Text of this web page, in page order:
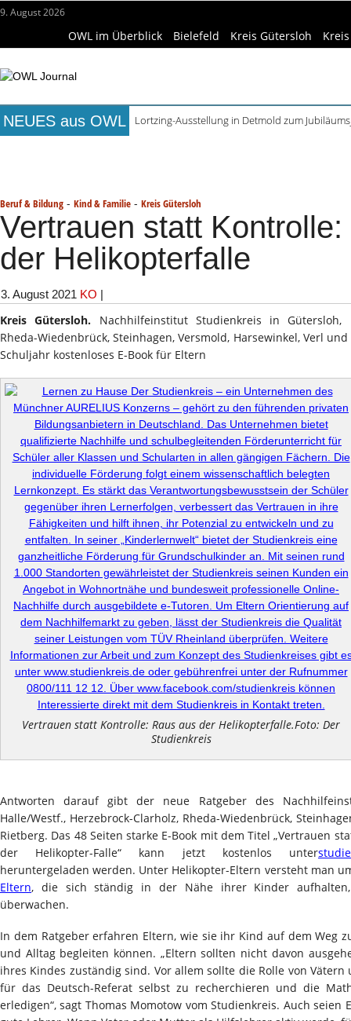
9. August 2026
OWL im Überblick Bielefeld Kreis Gütersloh
NEUES aus OWL
Lortzing-Ausstellung in Detmold zum
Beruf & Bildung - Kind & Familie - Kreis Gütersloh
Vertrauen statt
der Helikopterfalle
3. August 2021 KO |
Kreis Gütersloh. Nachhilfeinstitut Studienkreis in Gütersloh,
Rheda-Wiedenbrück, Steinhagen, Versmold, Harsewinkel, Verl
Schuljahr kostenloses E-Book für Eltern
Vertrauen statt Kontrolle: Raus aus der Helikopterfalle.Foto: Der
Studienkreis
Antworten darauf gibt der neue Ratgeber des
Halle/Westf., Herzebrock-Clarholz, Rheda-Wiedenbrück,
Rietberg. Das 48 Seiten starke E-Book mit dem Titel „Vertrauen
der Helikopter-Falle“ kann jetzt kostenlos unter
heruntergeladen werden. Unter Helikopter-Eltern versteht man
Eltern, die sich ständig in der Nähe ihrer Kinder
überwachen.
In dem Ratgeber erfahren Eltern, wie sie ihr Kind auf dem Weg
und Alltag begleiten können. „Eltern sollten nicht davon
ihres Kindes zuständig sind. Vor allem sollte die Rolle von
für das Deutsch-Referat selbst zu recherchieren und die
erledigen“, sagt Thomas Momotow vom Studienkreis. Auch